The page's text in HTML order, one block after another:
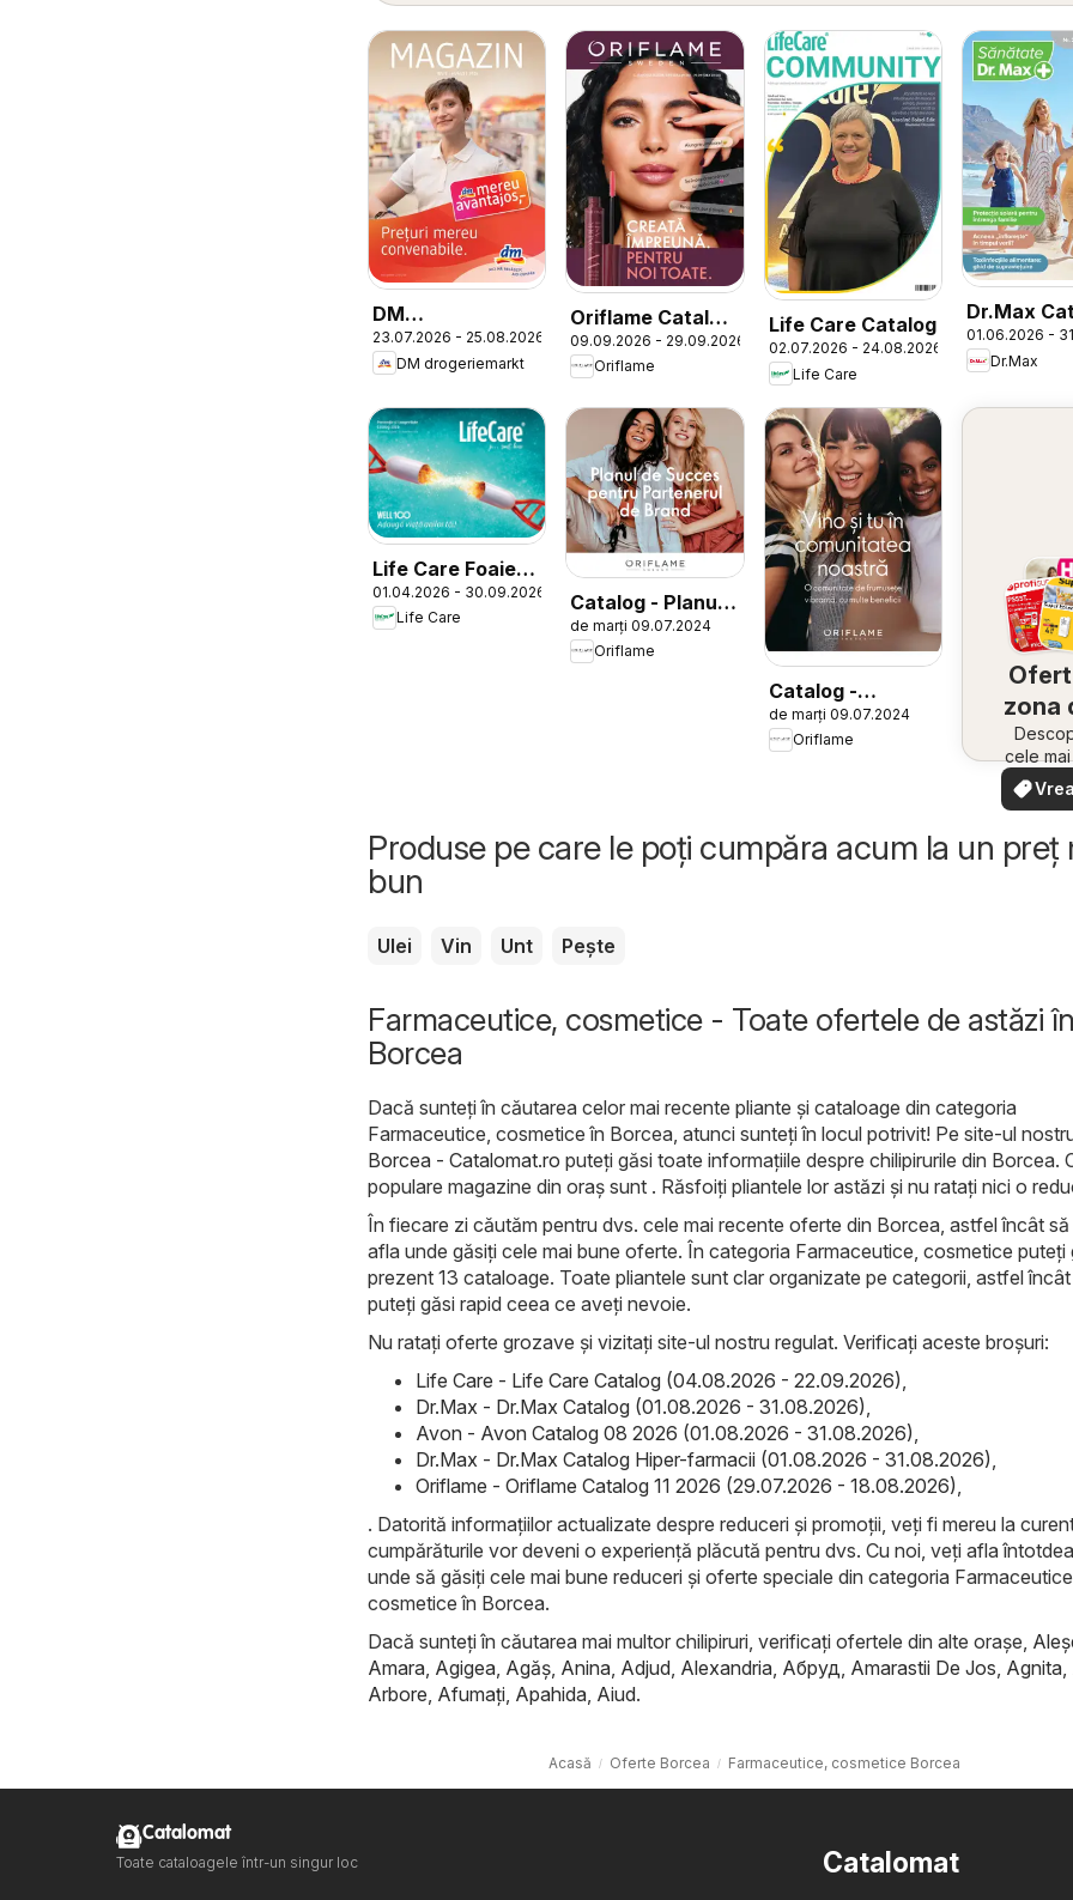
DM
drogeriemarkt
Catalog
23.07.2026 - 25.08.2026
DM drogeriemarkt
Oriflame Catalog
13 2026
09.09.2026 - 29.09.2026
Oriflame
Life Care Catalog
02.07.2026 - 24.08.2026
Life Care
Dr.Max
Sănătate
01.06.2026 -
Dr.Max
Life Care Foaie
volantă
01.04.2026 - 30.09.2026
Life Care
Catalog - Planul
de Succes
pentru
de marți 09.07.2024
Oriflame
Catalog -
Oportunitatea de
Client VIP
de marți 09.07.2024
Oriflame
zona
cele
oferte
văd
Produse pe care le poți cumpăra acum la un preț
bun
Ulei Vin Unt Pește
Farmaceutice, cosmetice - Toate ofertele de astăzi
Borcea
Dacă sunteți în căutarea celor mai recente pliante și cataloage din categoria
Farmaceutice, cosmetice în Borcea, atunci sunteți în locul potrivit! Pe site-ul
Borcea - Catalomat.ro puteți găsi toate informațiile despre chilipirurile din Borcea.
populare magazine din oraș sunt . Răsfoiți pliantele lor astăzi și nu ratați nici o
În fiecare zi căutăm pentru dvs. cele mai recente oferte din Borcea, astfel încât
afla unde găsiți cele mai bune oferte. În categoria Farmaceutice, cosmetice puteți
prezent 13 cataloage. Toate pliantele sunt clar organizate pe categorii, astfel
puteți găsi rapid ceea ce aveți nevoie.
Nu ratați oferte grozave și vizitați site-ul nostru regulat. Verificați aceste broșuri:
Life Care - Life Care Catalog (04.08.2026 - 22.09.2026)
Dr.Max - Dr.Max Catalog (01.08.2026 - 31.08.2026)
Avon - Avon Catalog 08 2026 (01.08.2026 - 31.08.2026)
Dr.Max - Dr.Max Catalog Hiper-farmacii (01.08.2026 - 31.08.2026)
Oriflame - Oriflame Catalog 11 2026 (29.07.2026 - 18.08.2026)
. Datorită informațiilor actualizate despre reduceri și promoții, veți fi mereu la
cumpărăturile vor deveni o experiență plăcută pentru dvs. Cu noi, veți afla
unde să găsiți cele mai bune reduceri și oferte speciale din categoria
cosmetice în Borcea.
Dacă sunteți în căutarea mai multor chilipiruri, verificați ofertele din alte orașe,
Amara Agigea Agăş Anina Adjud Alexandria Абруд Amarastii De Jos Agnita
Arbore Afumaţi Apahida Aiud.
Acasă Oferte Borcea Farmaceutice, cosmetice Borcea
Catalomat
Catalomat
Toate cataloagele într-un singur loc